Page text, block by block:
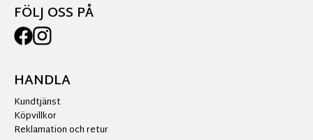
FÖLJ OSS PÅ
HANDLA
Kundtjänst
Köpvillkor
Reklamation och retur